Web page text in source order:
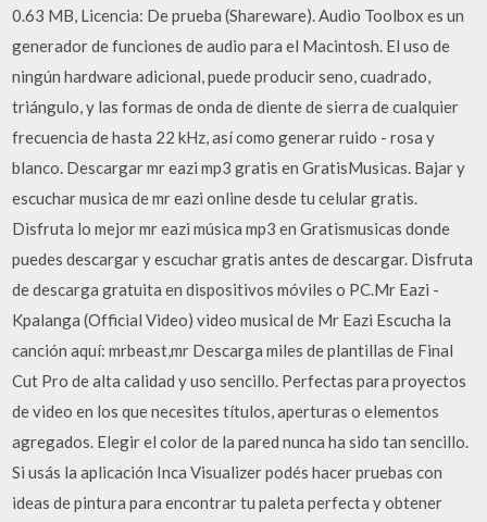
0.63 MB, Licencia: De prueba (Shareware). Audio Toolbox es un
generador de funciones de audio para el Macintosh. El uso de
ningún hardware adicional, puede producir seno, cuadrado,
triángulo, y las formas de onda de diente de sierra de cualquier
frecuencia de hasta 22 kHz, así como generar ruido - rosa y
blanco. Descargar mr eazi mp3 gratis en GratisMusicas. Bajar y
escuchar musica de mr eazi online desde tu celular gratis.
Disfruta lo mejor mr eazi música mp3 en Gratismusicas donde
puedes descargar y escuchar gratis antes de descargar. Disfruta
de descarga gratuita en dispositivos móviles o PC.Mr Eazi -
Kpalanga (Official Video) video musical de Mr Eazi Escucha la
canción aquí: mrbeast,mr Descarga miles de plantillas de Final
Cut Pro de alta calidad y uso sencillo. Perfectas para proyectos
de video en los que necesites títulos, aperturas o elementos
agregados. Elegir el color de la pared nunca ha sido tan sencillo.
Si usás la aplicación Inca Visualizer podés hacer pruebas con
ideas de pintura para encontrar tu paleta perfecta y obtener